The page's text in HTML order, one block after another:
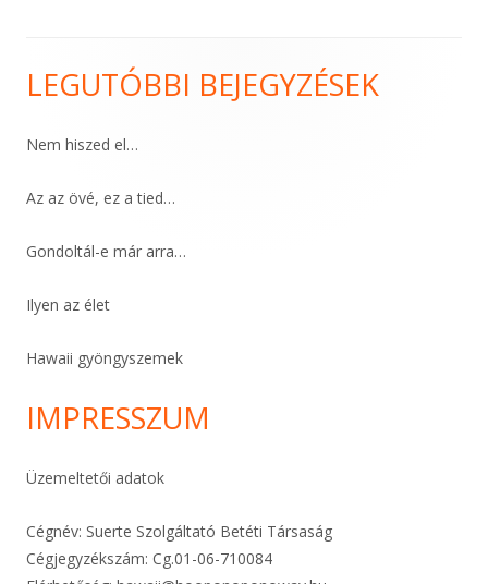
Main
Sidebar
LEGUTÓBBI BEJEGYZÉSEK
Nem hiszed el…
Az az övé, ez a tied…
Gondoltál-e már arra…
Ilyen az élet
Hawaii gyöngyszemek
IMPRESSZUM
Üzemeltetői adatok
Cégnév: Suerte Szolgáltató Betéti Társaság
Cégjegyzékszám: Cg.01-06-710084